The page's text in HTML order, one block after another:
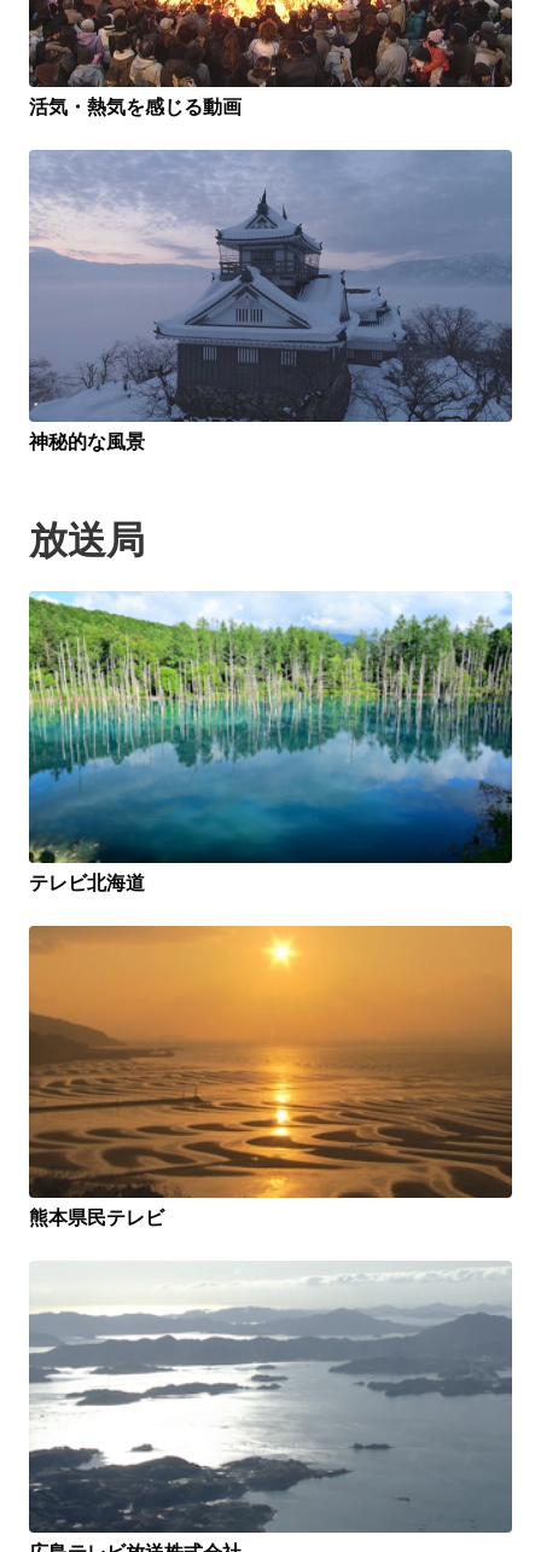
活気・熱気を感じる動画
神秘的な風景
放送局
テレビ北海道
熊本県民テレビ